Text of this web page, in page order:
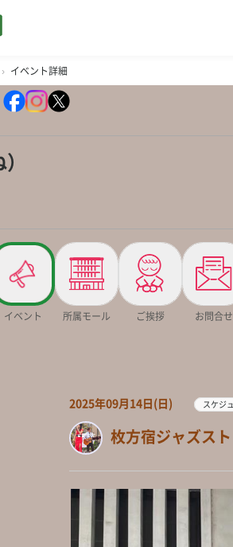
イベント詳細
イベント 所属モール ご挨拶 お問合せ